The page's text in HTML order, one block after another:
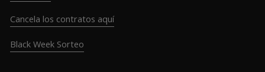
Cancela los contratos aquí
Black Week Sorteo